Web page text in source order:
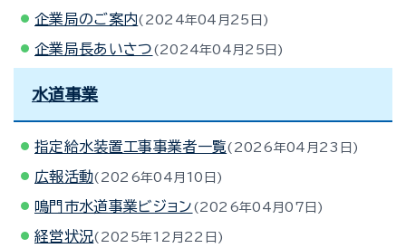
企業局のご案内 2024年04月25日
企業局長あいさつ 2024年04月25日
水道事業
指定給水装置工事事業者一覧 2026年04月23日
広報活動 2026年04月10日
鳴門市水道事業ビジョン 2026年04月07日
経営状況 2025年12月22日